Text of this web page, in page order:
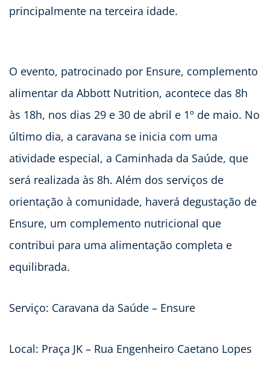
principalmente na terceira idade.
O evento, patrocinado por Ensure, complemento
alimentar da Abbott Nutrition, acontece das 8h
às 18h, nos dias 29 e 30 de abril e 1º de maio. No
último dia, a caravana se inicia com uma
atividade especial, a Caminhada da Saúde, que
será realizada às 8h. Além dos serviços de
orientação à comunidade, haverá degustação de
Ensure, um complemento nutricional que
contribui para uma alimentação completa e
equilibrada.
Serviço: Caravana da Saúde – Ensure
Local: Praça JK – Rua Engenheiro Caetano Lopes